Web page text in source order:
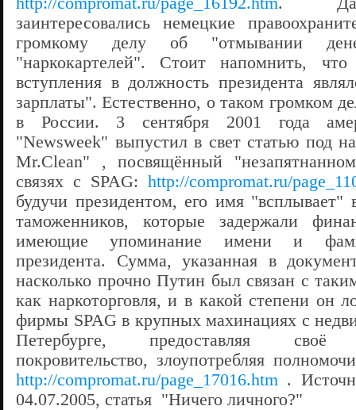
заинтересовались немецкие
громкому делу об "отмывании
"наркокартелей". Стоит напомнить,
вступления в должность президента
зарплаты". Естественно, о таком громком
в России. 3 сентября 2001 года
"Newsweek" выпустил в свет статью под
Mr.Clean" , посвящённый
связях с SPAG: http://compromat.ru/
будучи президентом, его имя "всплывает"
таможенников, которые задержали
имеющие упоминание имени и
президента. Сумма, указанная в
насколько прочно Путин был связан с
как наркоторговля, и в какой степени он
фирмы SPAG в крупных махинациях с
Петербурге, предоставляя своё
покровительство, злоупотребляя
http://compromat.ru/page_17016.htm .
04.07.2005, статья "Ничего личного?"